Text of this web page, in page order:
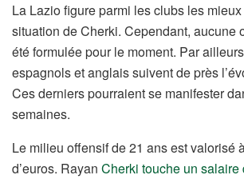
La Lazio figure parmi les clubs les
situation de Cherki. Cependant, aucune
été formulée pour le moment. Par
espagnols et anglais suivent de près
Ces derniers pourraient se manifester
semaines.
Le milieu offensif de 21 ans est valorisé
d’euros. Rayan Cherki touche un salaire